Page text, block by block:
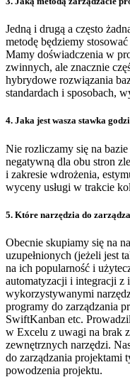
Jedną i drugą a często
metodę będziemy
Mamy doświadczenia w
zwinnych, ale znacznie
hybrydowe rozwiązania
standardach i sposobach,
4. Jaka jest wasza stawka
Nie rozliczamy się na
negatywną dla obu stron
i zakresie wdrożenia,
wyceny usługi w trakcie
5. Które narzędzia do
Obecnie skupiamy się na
uzupełnionych (jeżeli jest
na ich popularność i
automatyzacji i integracji
wykorzystywanymi
programy do zarządzania
SwiftKanban etc.
w Excelu z uwagi na brak
zewnętrznych narzędzi.
do zarządzania projektami
powodzenia projektu.